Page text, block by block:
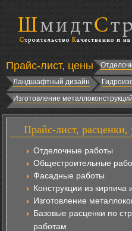
Прайс-лист, цены
Ландшафтный дизайн
Изготовление металлоконструкций
Прайс-лист, расценки,
Отделочные работы
Общестроительные
Фасадные работы
Конструкции из кирпича
Изготовление
Базовые расценки по
работам